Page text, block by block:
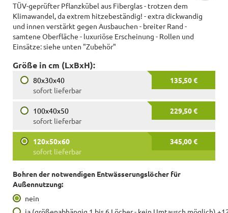
TÜV-geprüfter Pflanzkübel aus Fiberglas - trotzen dem
Klimawandel, da extrem hitzebeständig! - extra dickwandig
und innen verstärkt gegen Ausbauchen - breiter Rand -
samtene Oberfläche - luxuriöse Erscheinung - Rollen und
Einsätze: siehe unten "Zubehör"
Größe in cm (LxBxH):
80x30x40
135,50 €
sofort lieferbar
100x40x50
229,50 €
sofort lieferbar
120x50x60
345,00 €
sofort lieferbar
Bohren der notwendigen Entwässerungslöcher für
Außennutzung:
nein